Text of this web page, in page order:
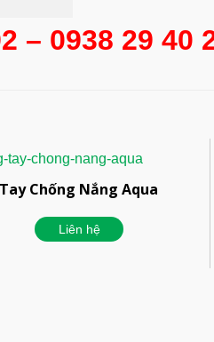
– 0938 29 40
Chống Nắng Aqua
Liên hệ